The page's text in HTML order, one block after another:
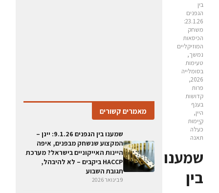
בין
הגפנים
23.1.26:
משחק
הכיסאות
המוזיקליים
נמשך,
טעימות
בסומלייה
2026,
פרות
קדושות
בענף
היין,
קַיָימוּת
כעלה
תאנה
שמענו
בין
מאמרים קשורים
שמענו בין הגפנים 9.1.26: יינן –
המקצוע שנשחק מבפנים, איפה
היינות האייקוניים בישראל? מערכת
HACCP ביקבים – לא להיבהל,
תגובת השבוע
9 בינואר 2026